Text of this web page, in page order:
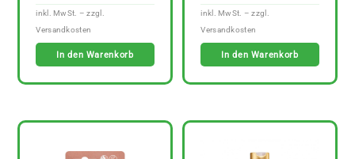
In den Warenkorb In den Warenkorb